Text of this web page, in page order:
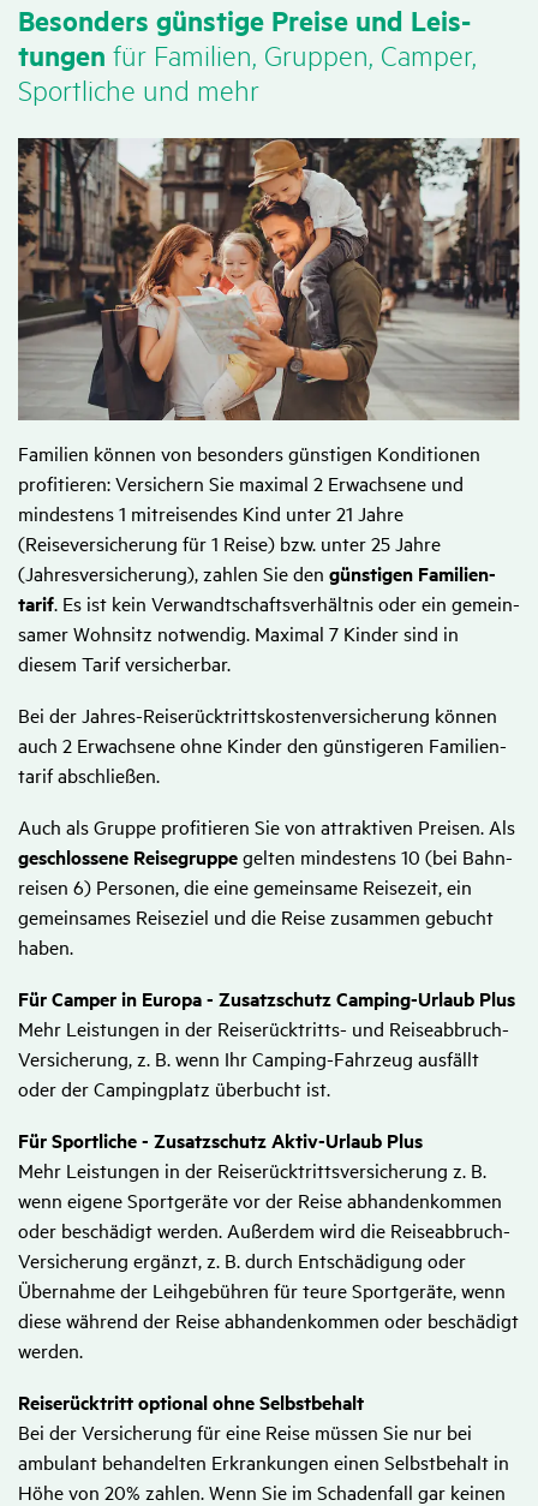
Beson­ders güns­tige Preise und Leis­
tungen für Fami­lien, Gruppen, Camper,
Sport­liche und mehr
Familien können von besonders günstigen Konditionen
profitieren: Versichern Sie maximal 2 Erwachsene und
mindestens 1 mit­­reisendes Kind unter 21 Jahre
(Reiseversicherung für 1 Reise) bzw. unter 25 Jahre
(Jahresversicherung), zahlen Sie den günstigen Familien­­
tarif. Es ist kein Verwandtschafts­­verhältnis oder ein gemein­
samer Wohnsitz notwendig. Maximal 7 Kinder sind in
diesem Tarif versicherbar.
Bei der Jahres-Reiserücktritts­kosten­versicherung können
auch 2 Erwachsene ohne Kinder den günstigeren Familien­
tarif abschließen.
Auch als Gruppe profitieren Sie von attraktiven Preisen. Als
geschlossene Reise­­­gruppegelten mindestens 10 (bei Bahn­
reisen 6) Personen, die eine gemein­same Reise­­zeit, ein
gemein­sames Reiseziel und die Reise zusammen gebucht
haben.
Für Camper in Europa - Zusatzschutz Camping-Urlaub Plus
Mehr Leistungen in der Reiserücktritts- und Reiseabbruch-
Versicherung, z. B. wenn Ihr Camping-Fahrzeug ausfällt
oder der Campingplatz überbucht ist.
Für Sportliche - Zusatzschutz Aktiv-Urlaub Plus
Mehr Leistungen in der Reiserücktrittsversicherung z. B.
wenn eigene Sportgeräte vor der Reise abhandenkommen
oder beschädigt werden. Außerdem wird die Reiseabbruch-
Versicherung ergänzt, z. B. durch Entschädigung oder
Übernahme der Leihgebühren für teure Sportgeräte, wenn
diese während der Reise abhandenkommen oder beschädigt
werden.
Reiserücktritt optional ohne Selbstbehalt
Bei der Versicherung für eine Reise müssen Sie nur bei
ambulant behandelten Erkrankungen einen Selbstbehalt in
Höhe von 20% zahlen. Wenn Sie im Schadenfall gar keinen